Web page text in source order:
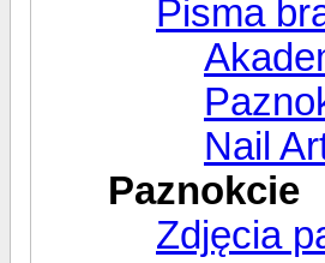
Pisma
Nail
Paznokcie
Zdjęcia